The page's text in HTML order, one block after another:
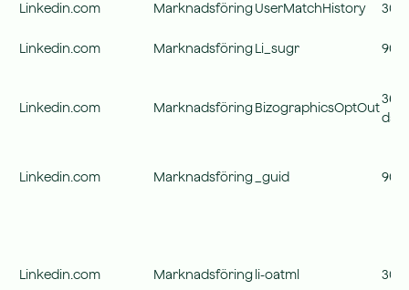
Linkedin.com MarknadsföringUserMatchHistory 30
Linkedin.com MarknadsföringLi_sugr 90
Linkedin.com MarknadsföringBizographicsOptOut
Linkedin.com Marknadsföring _guid 90
Linkedin.com Marknadsföring li-oatml 30